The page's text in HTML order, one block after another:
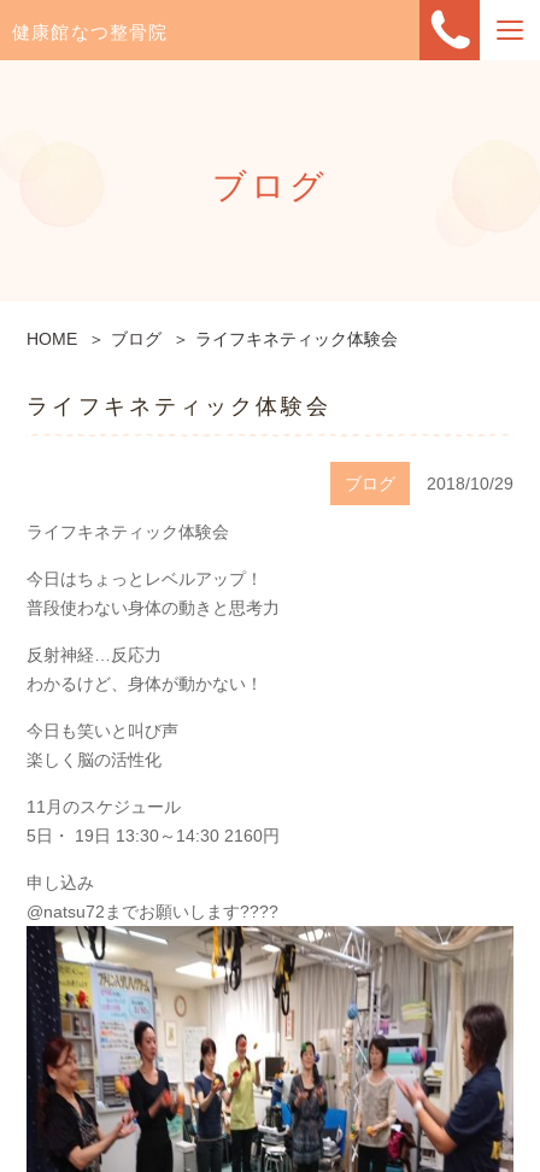
健康館なつ整骨院
ブログ
HOME ブログ ライフキネティック体験会
ライフキネティック体験会
ブログ 2018/10/29
ライフキネティック体験会
今日はちょっとレベルアップ！
普段使わない身体の動きと思考力
反射神経…反応力
わかるけど、身体が動かない！
今日も笑いと叫び声
楽しく脳の活性化
11月のスケジュール
5日・ 19日 13:30～14:30 2160円
申し込み
@natsu72までお願いします????